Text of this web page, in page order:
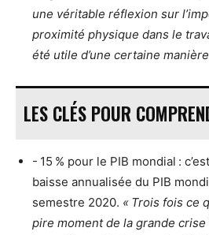
une véritable réflexion sur
proximité physique dans le
été utile d’une certaine
LES CLÉS POUR
- 15 % pour le PIB mondial :
baisse annualisée du PIB
semestre 2020. « Trois fois ce
pire moment de la grande crise